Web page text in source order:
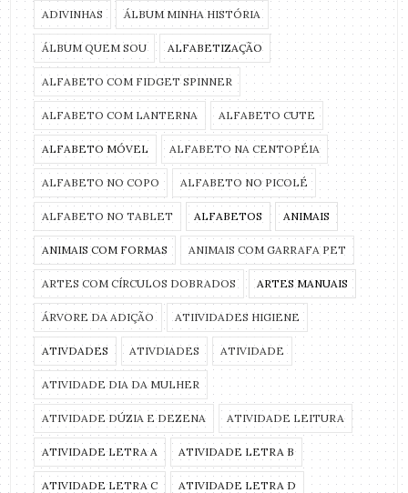
ADIVINHAS ÁLBUM MINHA HISTÓRIA
ÁLBUM QUEM SOU ALFABETIZAÇÃO
ALFABETO COM FIDGET SPINNER
ALFABETO COM LANTERNA ALFABETO CUTE
ALFABETO MÓVEL ALFABETO NA CENTOPÉIA
ALFABETO NO COPO ALFABETO NO PICOLÉ
ALFABETO NO TABLET ALFABETOS ANIMAIS
ANIMAIS COM FORMAS ANIMAIS COM GARRAFA PET
ARTES COM CÍRCULOS DOBRADOS ARTES MANUAIS
ÁRVORE DA ADIÇÃO ATIIVIDADES HIGIENE
ATIVDADES ATIVDIADES ATIVIDADE
ATIVIDADE DIA DA MULHER
ATIVIDADE DÚZIA E DEZENA ATIVIDADE LEITURA
ATIVIDADE LETRA A ATIVIDADE LETRA B
ATIVIDADE LETRA C ATIVIDADE LETRA D